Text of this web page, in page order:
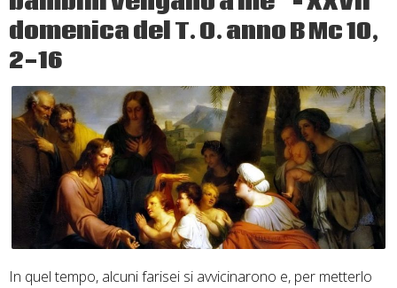
domenica del T. O. anno B Mc 10,
2-16
In quel tempo, alcuni farisei si avvicinarono e, per metterlo